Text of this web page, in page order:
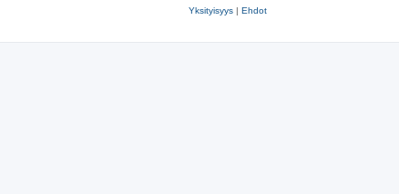
Yksityisyys | Ehdot